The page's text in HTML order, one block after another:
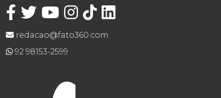
redacao@fato360.com
92 98153-2599